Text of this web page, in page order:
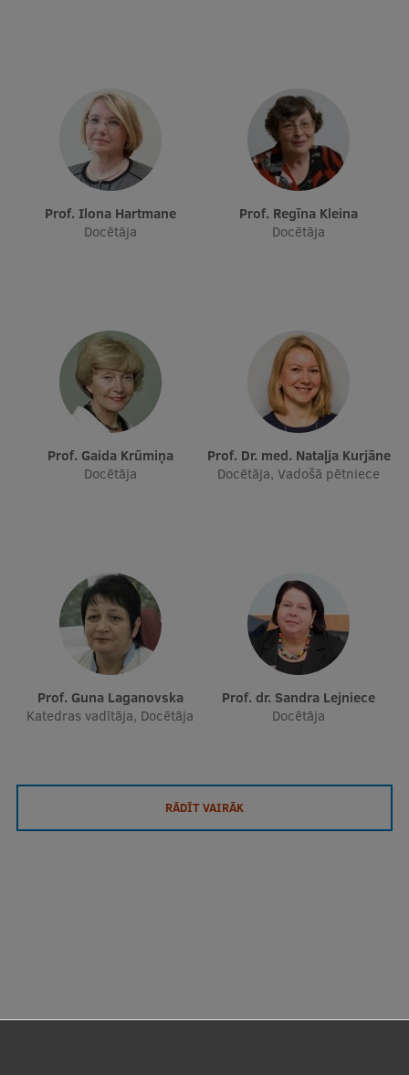
Prof. Ilona Hartmane
Docētāja
Prof. Regīna Kleina
Docētāja
Prof. Gaida Krūmiņa
Docētāja
Prof. Dr. med. Nataļja Kurjāne
Docētāja, Vadošā pētniece
Prof. Guna Laganovska
Katedras vadītāja, Docētāja
Prof. dr. Sandra Lejniece
Docētāja
RĀDĪT VAIRĀK